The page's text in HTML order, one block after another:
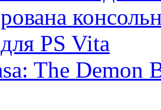
PS Vita
The Demon